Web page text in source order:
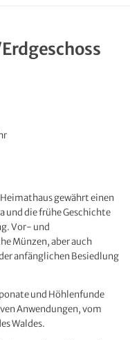
gewährt einen
und die frühe Geschichte
Vor- und
Münzen, aber auch
anfänglichen Besiedlung
und Höhlenfunde
Anwendungen, vom
Waldes.